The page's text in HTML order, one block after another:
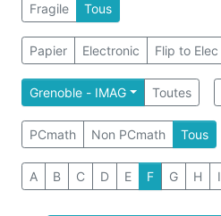
Fragile Tous
Papier Electronic Flip to Elec
Grenoble - IMAG Toutes
PCmath Non PCmath Tous
A B C D E F G H I